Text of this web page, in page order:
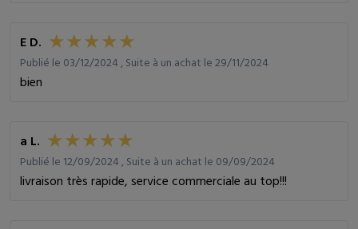
E D.
Publié le 03/12/2024 , Suite à un achat le 29/11/2024
bien
a L.
Publié le 12/09/2024 , Suite à un achat le 09/09/2024
livraison très rapide, service commerciale au top!!!